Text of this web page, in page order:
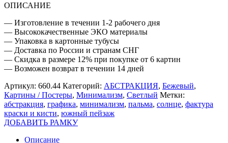
ОПИСАНИЕ
— Изготовление в течении 1-2 рабочего дня
— Высококачественные ЭКО материалы
— Упаковка в картонные тубусы
— Доставка по России и странам СНГ
— Скидка в размере 12% при покупке от 6 картин
— Возможен возврат в течении 14 дней
Артикул: 660.44 Категорий: АБСТРАКЦИЯ, Бежевый,
Картины / Постеры, Минимализм, Светлый Метки:
абстракция, графика, минимализм, пальма, солнце, фактура
краски и кисти, южный пейзаж
ДОБАВИТЬ РАМКУ
Описание